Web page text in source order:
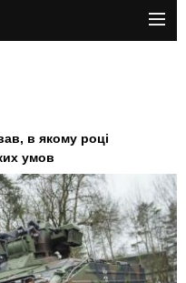
в якому році
умов